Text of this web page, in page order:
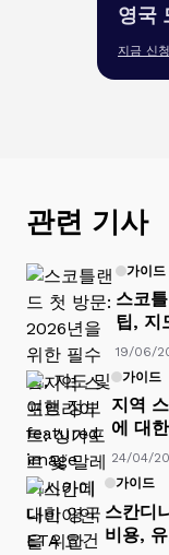
영국
지금 신청
관련 기사
가이드
스코
팁, 지
19/06/
가이드
지역
에 대
24/04/
가이드
스칸디
비용,